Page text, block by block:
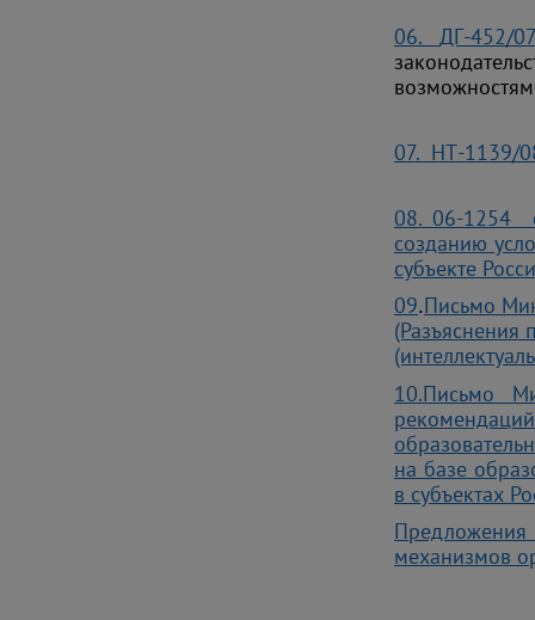
06.ДГ-452/
07. НТ-1139/
08.06-1254
созданию
субъекте
09.Письмо
(Разъяснения
10.Письмо
на базе
в субъектах
механизмов